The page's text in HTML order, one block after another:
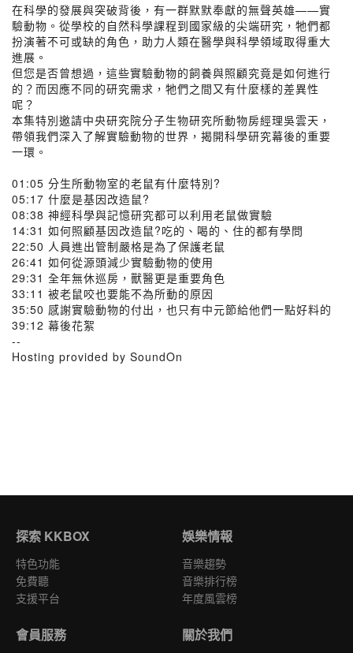
在科學的發展與突破背後，有一群默默奉獻的無聲英雄——實
驗動物。從學校的自然科學課程到國家級的尖端研究，牠們都
扮演著不可或缺的角色，助力人類在醫學與科學領域取得重大
進展。
但您是否曾想過，這些實驗動物的飼養與照顧究竟是如何進行
的？而因應不同的研究需求，牠們之間又有什麼樣的差異性
呢？
本集特別邀請中央研究院分子生物研究所動物房經理吳雲天，
帶領我們深入了解實驗動物的世界，揭開科學研究幕後的重要
一環。
01:05 分生所動物室的老鼠有什麼特別?
05:17 什麼是基因改造鼠?
08:38 神經科學與記憶研究都可以利用老鼠做實驗
14:31 如何照顧基因改造鼠?吃的、喝的、住的都有學問
22:50 人員進出管制嚴格是為了保護老鼠
26:41 如何從源頭減少實驗動物的使用
29:31 全年無休巡房，獸醫更是重要角色
33:11 被老鼠咬也要能不為所動的原因
35:50 感謝實驗動物的付出，也只有中元節給他們一點好料的
39:12 幕後花絮
--
Hosting provided by SoundOn
探索 KKBOX
特色功能
免費聽
支援平台
娛樂情報
音樂趨勢
音樂排行榜
年度風雲榜
會員服務 關於我們